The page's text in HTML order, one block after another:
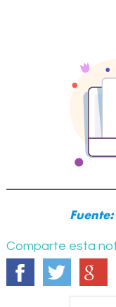
Comparte esta